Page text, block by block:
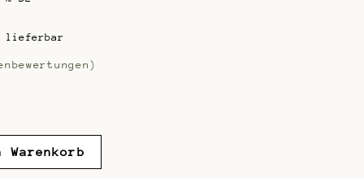
lieferbar
Warenkorb